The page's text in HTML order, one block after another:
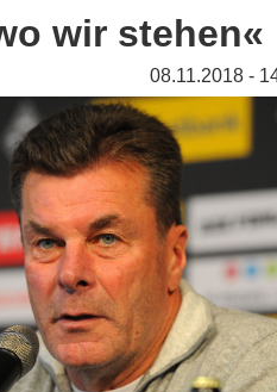
wir stehen«
08.11.2018 -